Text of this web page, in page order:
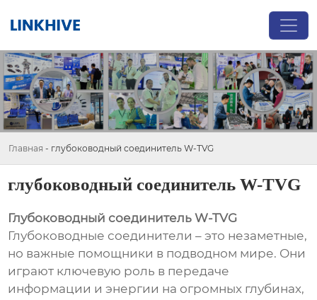
Главная - глубоководный соединитель W-TVG
глубоководный соединитель W-TVG
Глубоководный соединитель W-TVG
Глубоководные соединители – это незаметные,
но важные помощники в подводном мире. Они
играют ключевую роль в передаче
информации и энергии на огромных глубинах,